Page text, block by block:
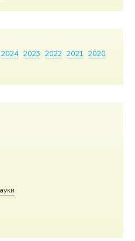
2024 2023 2022 2021 2020